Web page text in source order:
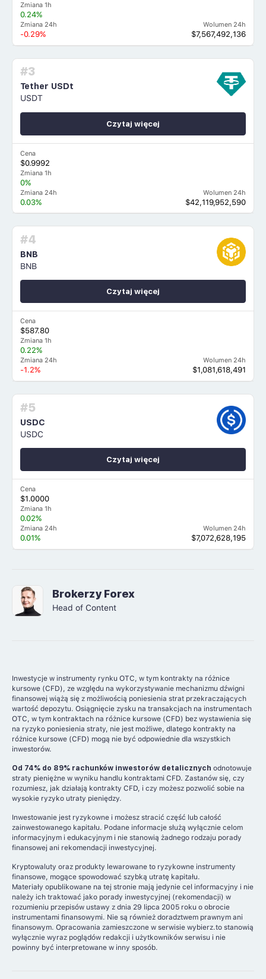
Zmiana 1h
0.24%
Zmiana 24h
-0.29%
Wolumen 24h
$7,567,492,136
#3
Tether USDt
USDT
Cena
$0.9992
Zmiana 1h
0%
Zmiana 24h
0.03%
Wolumen 24h
$42,119,952,590
Czytaj więcej
#4
BNB
BNB
Cena
$587.80
Zmiana 1h
0.22%
Zmiana 24h
-1.2%
Wolumen 24h
$1,081,618,491
Czytaj więcej
#5
USDC
USDC
Cena
$1.0000
Zmiana 1h
0.02%
Zmiana 24h
0.01%
Wolumen 24h
$7,072,628,195
Czytaj więcej
Brokerzy Forex
Head of Content
Inwestycje w instrumenty rynku OTC, w tym kontrakty na różnice
kursowe (CFD), ze względu na wykorzystywanie mechanizmu dźwigni
finansowej wiążą się z możliwością poniesienia strat przekraczających
wartość depozytu. Osiągnięcie zysku na transakcjach na instrumentach
OTC, w tym kontraktach na różnice kursowe (CFD) bez wystawienia się
na ryzyko poniesienia straty, nie jest możliwe, dlatego kontrakty na
różnice kursowe (CFD) mogą nie być odpowiednie dla wszystkich
inwestorów.
Od 74% do 89% rachunków inwestorów detalicznych odnotowuje
straty pieniężne w wyniku handlu kontraktami CFD. Zastanów się, czy
rozumiesz, jak działają kontrakty CFD, i czy możesz pozwolić sobie na
wysokie ryzyko utraty pieniędzy.
Inwestowanie jest ryzykowne i możesz stracić część lub całość
zainwestowanego kapitału. Podane informacje służą wyłącznie celom
informacyjnym i edukacyjnym i nie stanowią żadnego rodzaju porady
finansowej ani rekomendacji inwestycyjnej.
Kryptowaluty oraz produkty lewarowane to ryzykowne instrumenty
finansowe, mogące spowodować szybką utratę kapitału.
Materiały opublikowane na tej stronie mają jedynie cel informacyjny i nie
należy ich traktować jako porady inwestycyjnej (rekomendacji) w
rozumieniu przepisów ustawy z dnia 29 lipca 2005 roku o obrocie
instrumentami finansowymi. Nie są również doradztwem prawnym ani
finansowym. Opracowania zamieszczone w serwisie wybierz.to stanowią
wyłącznie wyraz poglądów redakcji i użytkowników serwisu i nie
powinny być interpretowane w inny sposób.